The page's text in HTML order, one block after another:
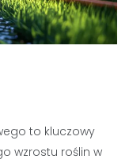
to kluczowy
wzrostu roślin w